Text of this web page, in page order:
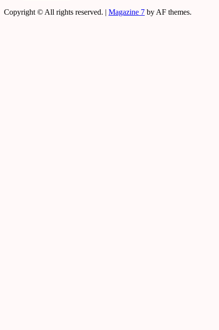
Copyright © All rights reserved. | Magazine 7 by AF themes.